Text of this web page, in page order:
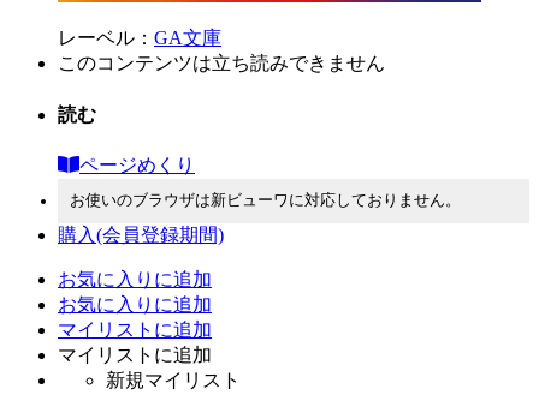
レーベル： GA文庫
このコンテンツは立ち読みできません
読む
ページめくり
お使いのブラウザは新ビューワに対応しておりません。
購入(会員登録期間)
お気に入りに追加
お気に入りに追加
マイリストに追加
マイリストに追加
新規マイリスト